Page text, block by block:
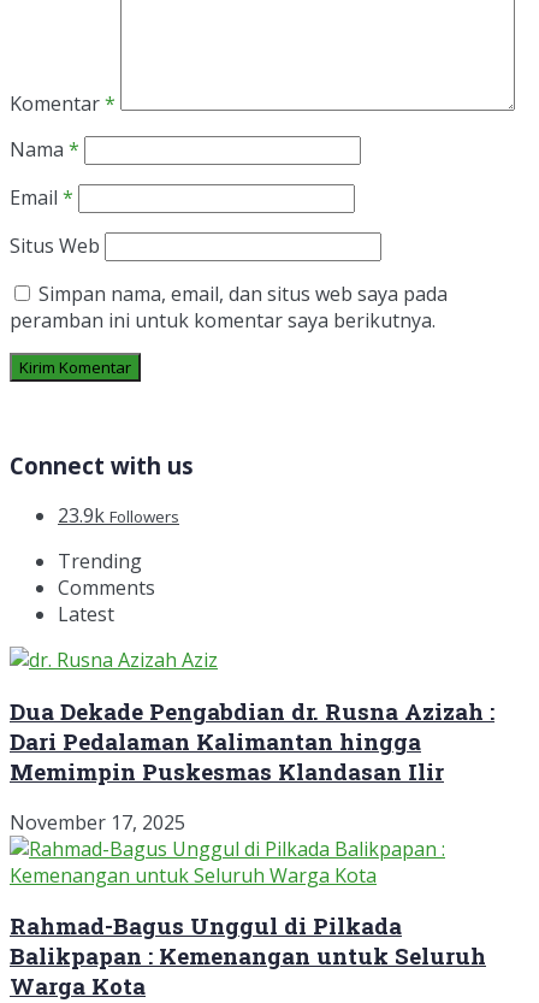
Komentar*
Nama *
Email *
Situs Web
Simpan nama, email, dan situs web saya pada
peramban ini untuk komentar saya berikutnya.
Connect with us
23.9k Followers
Trending
Comments
Latest
Dua Dekade Pengabdian dr. Rusna Azizah :
Dari Pedalaman Kalimantan hingga
Memimpin Puskesmas Klandasan Ilir
November 17, 2025
Rahmad-Bagus Unggul di Pilkada
Balikpapan : Kemenangan untuk Seluruh
Warga Kota